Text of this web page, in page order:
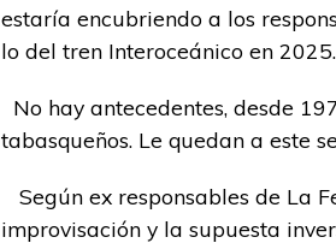
estaría encubriendo a los
lo del tren Interoceánico en 2025.
No hay antecedentes, desde
tabasqueños. Le quedan a este
Según ex responsables de La
improvisación y la supuesta